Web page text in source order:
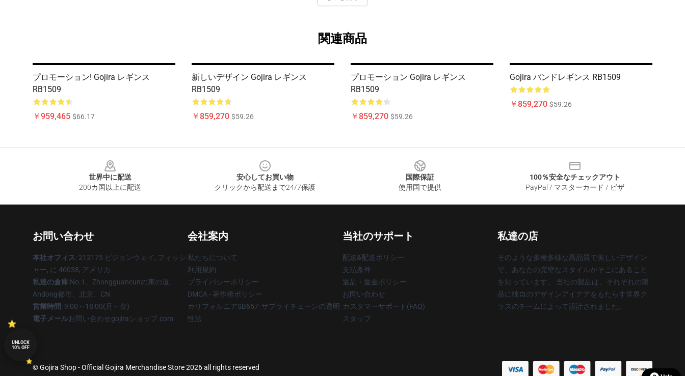
関連商品
プロモーション! Gojira レギンス
RB1509
￥959,465 $66.17
新しいデザイン Gojira レギンス
RB1509
￥859,270 $59.26
プロモーション Gojira レギンス
RB1509
￥859,270 $59.26
Gojira バンドレギンス RB1509
￥859,270 $59.26
世界中に配送
200カ国以上に配送
安心してお買い物
クリックから配送まで24/7保護
国際保証
使用国で提供
100％安全なチェックアウト
PayPal / マスターカード / ビザ
お問い合わせ
本社オフィス: 212175 ビジョンウェイ, フィッシ
ャー, に 46038, アメリカ
私達の倉庫:No.1、Zhongguancunの東の道、
Andong都市、北京、CN
営業時間: 9:00～18:00(月～金)
電子メールお問い合わせgojiraショップ.com
会社案内
私たちについて
利用規約
プライバシーポリシー
DMCA - 著作権ポリシー
カリフォルニアSB657: サプライチェーンの透明
性法
当社のサポート
配送&配送ポリシー
支払条件
返品・返金ポリシー
お問い合わせ
カスタマーサポート(FAQ)
スタッフ
私達の店
そのような多種多様な高品質で美しいデザイン
で、あなたの完璧なスタイルがそこにあること
を知っています。 当社の製品は、それぞれの製
品に独自のデザインアイデアをもたらす世界ク
ラスのチームによって設計されました。
© Gojira Shop - Official Gojira Merchandise Store 2026 all rights reserved
UNLOCK
10% OFF